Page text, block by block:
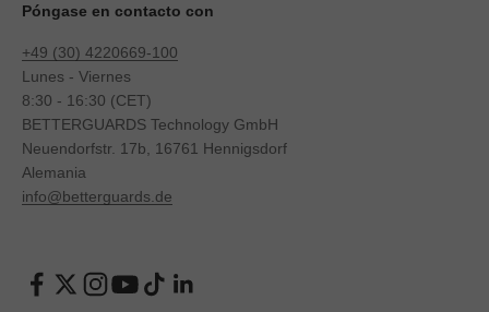
Póngase en contacto con
+49 (30) 4220669-100
Lunes - Viernes
8:30 - 16:30 (CET)
BETTERGUARDS Technology GmbH
Neuendorfstr. 17b, 16761 Hennigsdorf
Alemania
info@betterguards.de